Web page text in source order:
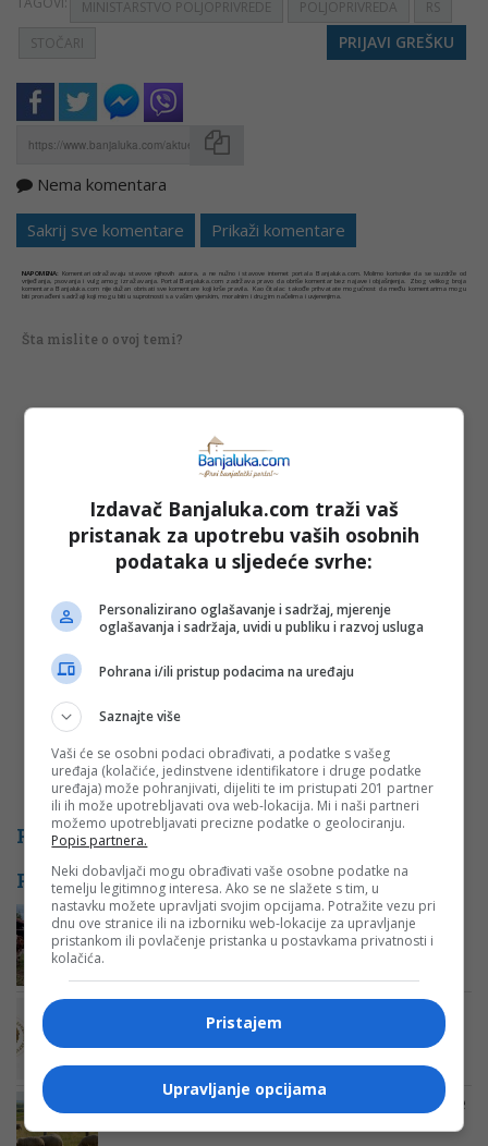
MINISTARSTVO POLJOPRIVREDE POLJOPRIVREDA
RS
STOČARI
PRIJAVI GREŠKU
Nema komentara
Sakrij sve komentare Prikaži komentare
NAPOMENA: Komentari odražavaju stavove njihovih autora, a ne nužno i stavove internet portala Banjaluka.com. Molimo korisnike da se suzdrže od
vrijeđanja, psovanja i vulgarnog izražavanja. Portal Banjaluka.com zadržava pravo da obriše komentar bez najave i objašnjenja. Zbog velikog broja
komentara Banjaluka.com nije dužan obrisati sve komentare koji krše pravila. Kao čitalac takođe prihvatate mogućnost da među komentarima mogu
biti pronađeni sadržaji koji mogu biti u suprotnosti sa vašim vjerskim, moralnim i drugim načelima i uvjerenjima.
Šta mislite o ovoj temi?
Vaša e-mail adresa neće biti objavljena. Sva polja su
Komentar
PROMO
POVEZANE VIJESTI
“Sve što dadnu i potroše“: Mladi
farmer iz Laktaša prodaje krave
registrovana i u Mađarskoj!
Stočarstvo gurnuto na ivicu provalije
Izdavač Banjaluka.com traži vaš
pristanak za upotrebu vaših osobnih
podataka u sljedeće svrhe:
Personalizirano oglašavanje i sadržaj, mjerenje
oglašavanja i sadržaja, uvidi u publiku i razvoj usluga
Pohrana i/ili pristup podacima na uređaju
Saznajte više
Vaši će se osobni podaci obrađivati, a podatke s vašeg
uređaja (kolačiće, jedinstvene identifikatore i druge podatke
uređaja) može pohranjivati, dijeliti te im pristupati 201 partner
ili ih može upotrebljavati ova web-lokacija. Mi i naši partneri
možemo upotrebljavati precizne podatke o geolociranju.
Popis partnera.
Neki dobavljači mogu obrađivati vaše osobne podatke na
temelju legitimnog interesa. Ako se ne slažete s tim, u
nastavku možete upravljati svojim opcijama. Potražite vezu pri
dnu ove stranice ili na izborniku web-lokacije za upravljanje
pristankom ili povlačenje pristanka u postavkama privatnosti i
kolačića.
Pristajem
Upravljanje opcijama